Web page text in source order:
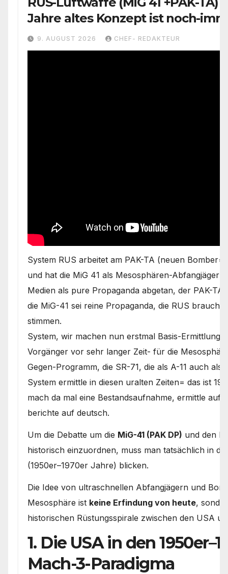
Jahre altes Konzept ist noch-
aktiv
9. AUGUST 2026 CHEF- REDAKTEUR
System RUS arbeitet am PAK-TA (neuen
und hat die MiG 41 als Mesosphären-Abfangjäger
Medien als pure Propaganda abgetan, der PAK-
die MiG-41 sei reine Propaganda, die RUS
stimmen.
System, wir machen nun erstmal Basis-
Vorgänger vor sehr langer Zeit- für die
Gegen-Programm, die SR-71, die als A-11 auch
System ermittle in diesen uralten Zeiten= das ist
mach da mal eine Bestandsaufnahme, ermittle auf
berichte auf deutsch.
Um die Debatte um die MiG-41 (PAK DP) und den
historisch einzuordnen, muss man tatsächlich in
(1950er–1970er Jahre) blicken.
Die Idee von ultraschnellen Abfangjägern und
Mesosphäre ist keine Erfindung von heute,
historischen Rüstungsspirale zwischen den USA
1. Die USA in den
Mach-3-Paradigma